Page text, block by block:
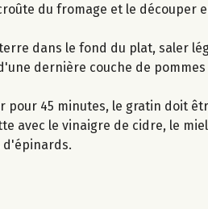
du fromage et le découper
dans le fond du plat, saler
dernière couche de
pour 45 minutes, le gratin doit
avec le vinaigre de cidre, le
d'épinards.